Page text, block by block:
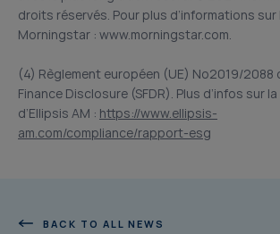
droits réservés. Pour plus d’informations sur
Morningstar : www.morningstar.com.
(4) Règlement européen (UE) No2019/2088
Finance Disclosure (SFDR). Plus d’infos sur
d’Ellipsis AM : https://www.ellipsis-
am.com/compliance/rapport-esg
BACK TO ALL NEWS